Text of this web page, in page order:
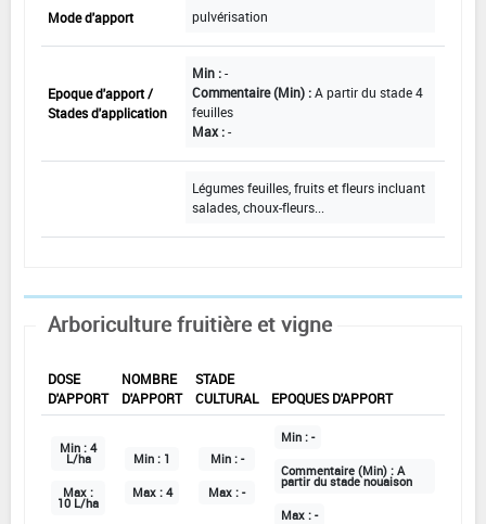
Mode d'apport pulvérisation
Epoque d'apport /
Stades d'application
Min :-
Commentaire (Min) :A partir du stade 4
feuilles
Max :-
Légumes feuilles, fruits et fleurs incluant
salades, choux-fleurs...
Arboriculture fruitière et vigne
DOSE
D'APPORT
NOMBRE
D'APPORT
STADE
CULTURAL
EPOQUES D'APPORT
Min : 4
L/ha
Max :
10 L/ha
Min : 1
Max : 4
Min : -
Max : -
Min : -
Commentaire (Min) : A
partir du stade nouaison
Max : -